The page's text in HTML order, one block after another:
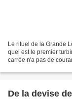
Le rituel de la Grande
quel est le premier
carrée n'a pas de
De la devise